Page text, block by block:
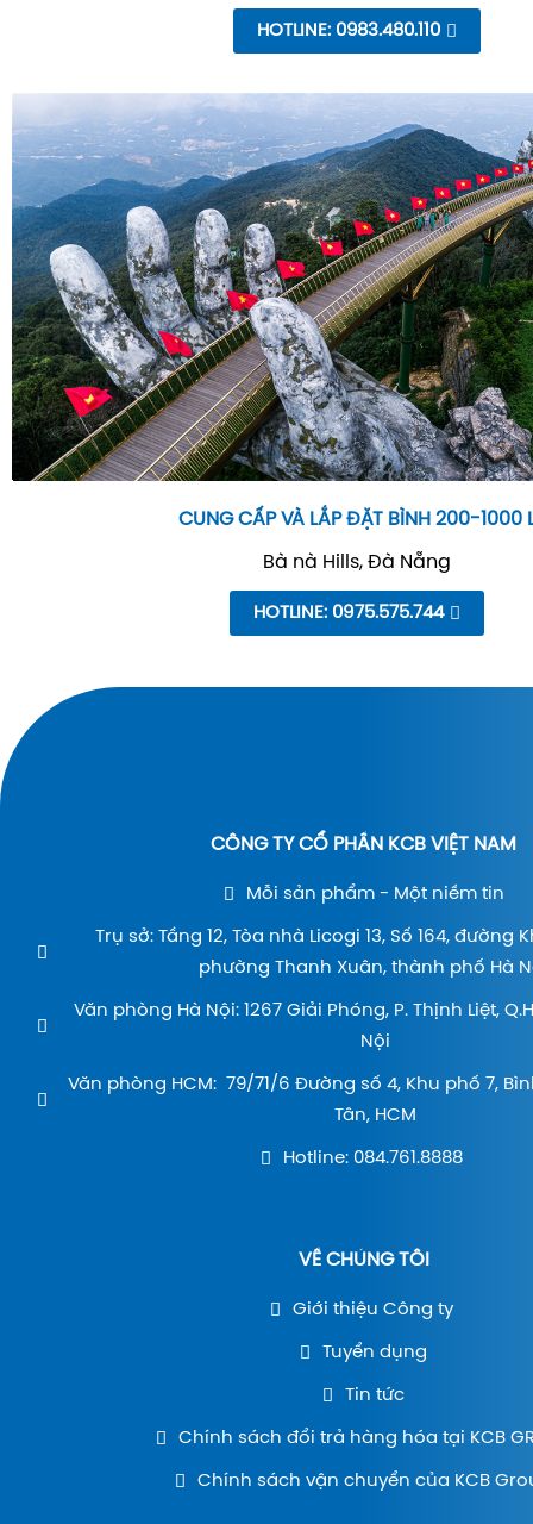
HOTLINE: 0983.480.110
CUNG CẤP VÀ LẮP ĐẶT BÌNH 200-1000
Bà nà Hills, Đà Nẵng
HOTLINE: 0975.575.744
CÔNG TY CỔ PHẦN KCB VIỆT NAM
Mỗi sản phẩm - Một niềm tin
Trụ sở: Tầng 12, Tòa nhà Licogi 13, Số 164, đường
phường Thanh Xuân, thành phố Hà
Văn phòng Hà Nội: 1267 Giải Phóng, P. Thịnh Liệt,
Nội
Văn phòng HCM: 79/71/6 Đường số 4, Khu phố 7,
Tân, HCM
Hotline: 084.761.8888
VỀ CHÚNG TÔI
Giới thiệu Công ty
Tuyển dụng
Tin tức
Chính sách đổi trả hàng hóa tại KCB
Chính sách vận chuyển của KCB